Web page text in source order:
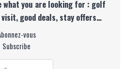
what you are looking for : golf
good deals, stay offers…
vous
Subscribe